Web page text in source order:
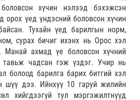
хүчин нэлээд бэхэжсэн
орох үед үндэсний боловсон хүчин
Тухайн үед барилгын норм,
сурах бичиг ихэнх нь Орос хэл
Манай ахмад үе боловсон хүчний
тавьж чадсан гэж үздэг. Учир нь
болоод барилга барих битгий хэл
шүү дээ. Ийнхүү 10 гаруй жилийн
хийгдээгүй тул мэргэжилтнүүд